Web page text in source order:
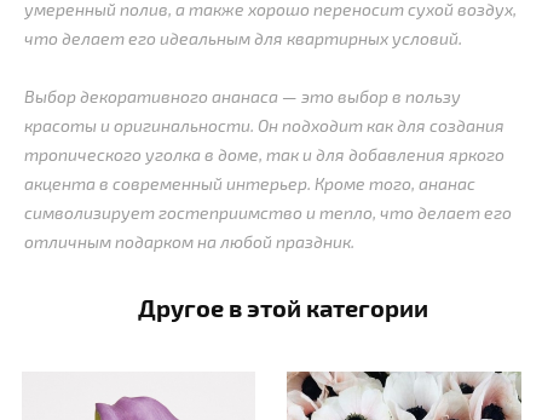
умеренный полив, а также хорошо переносит сухой воздух,
что делает его идеальным для квартирных условий.
Выбор декоративного ананаса — это выбор в пользу
красоты и оригинальности. Он подходит как для создания
тропического уголка в доме, так и для добавления яркого
акцента в современный интерьер. Кроме того, ананас
символизирует гостеприимство и тепло, что делает его
отличным подарком на любой праздник.
Другое в этой категории